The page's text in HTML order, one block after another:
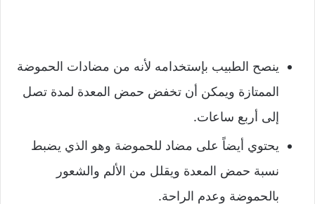
ينصح الطبيب بإستخدامه لأنه من مضادات الحموضة
الممتازة ويمكن أن تخفض حمض المعدة لمدة تصل
إلى أربع ساعات.
يحتوي أيضاً على مضاد للحموضة وهو الذي يضبط
نسبة حمض المعدة ويقلل من الألم والشعور
بالحموضة وعدم الراحة.